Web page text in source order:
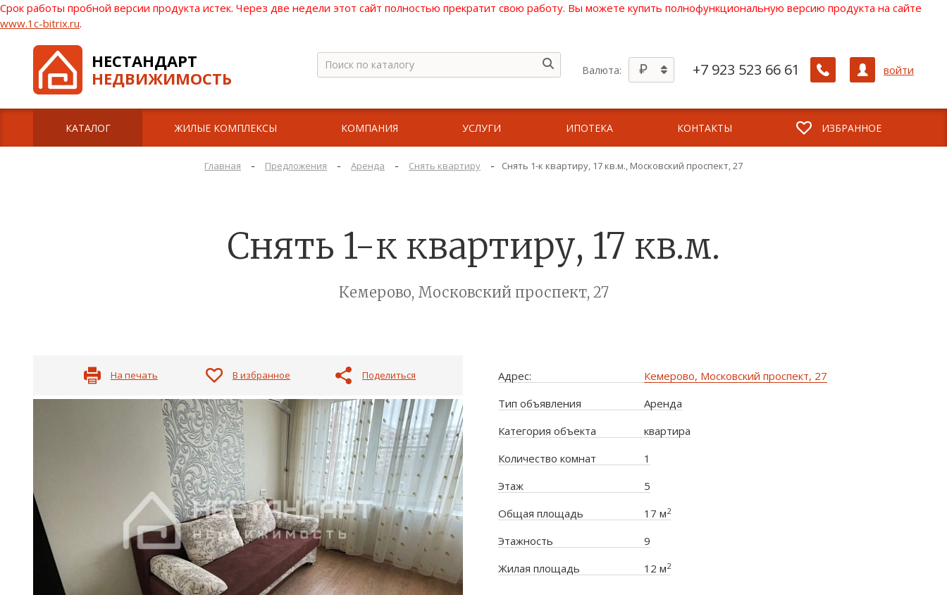
Срок работы пробной версии продукта истек. Через две недели этот сайт полностью прекратит свою работу. Вы можете купить полнофункциональную версию продукта на сайте
www.1c-bitrix.ru.
НЕСТАНДАРТ
НЕДВИЖИМОСТЬ
Валюта: +7 923 523 66 61 войти
КАТАЛОГ ЖИЛЫЕ КОМПЛЕКСЫ КОМПАНИЯ УСЛУГИ ИПОТЕКА КОНТАКТЫ ИЗБРАННОЕ
Главная - Предложения - Аренда - Снять квартиру - Снять 1-к квартиру, 17 кв.м., Московский проспект, 27
Снять 1-к квартиру, 17 кв.м.
Кемерово, Московский проспект, 27
На печать В избранное Поделиться Адрес:
Кемерово, Московский проспект, 27
Тип объявления
Аренда
Категория объекта
квартира
Количество комнат
1
Этаж
5
Общая площадь
17 м2
Этажность
9
Жилая площадь
12 м2